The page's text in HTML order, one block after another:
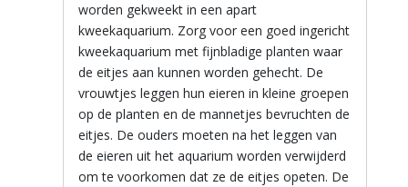
worden gekweekt in een apart
kweekaquarium. Zorg voor een goed ingericht
kweekaquarium met fijnbladige planten waar
de eitjes aan kunnen worden gehecht. De
vrouwtjes leggen hun eieren in kleine groepen
op de planten en de mannetjes bevruchten de
eitjes. De ouders moeten na het leggen van
de eieren uit het aquarium worden verwijderd
om te voorkomen dat ze de eitjes opeten. De